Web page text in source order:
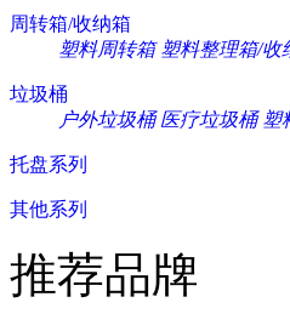
周转箱/收纳箱
塑料周转箱 塑料整理箱/收
垃圾桶
户外垃圾桶 医疗垃圾桶 塑
托盘系列
其他系列
推荐品牌